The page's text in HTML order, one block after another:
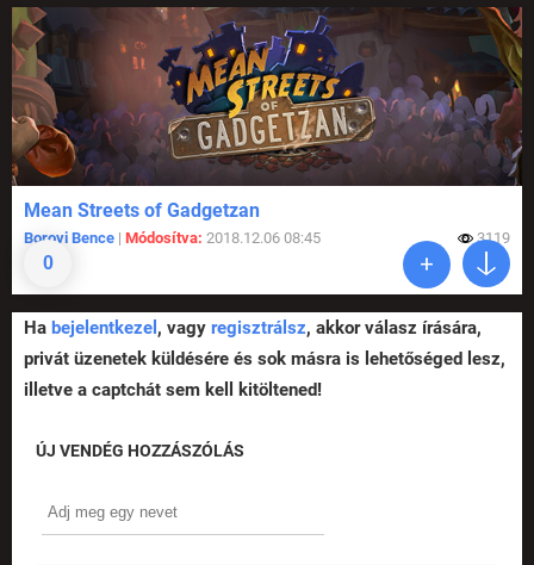
0
Mean Streets of Gadgetzan
Borovi Bence | Módosítva: 2018.12.06 08:45 3119
Ha bejelentkezel , vagy regisztrálsz, akkor válasz írására,
privát üzenetek küldésére és sok másra is lehetőséged lesz,
illetve a captchát sem kell kitöltened!
ÚJ VENDÉG HOZZÁSZÓLÁS